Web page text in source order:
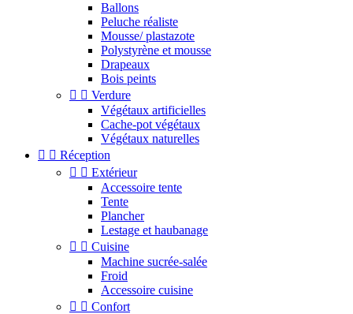
Ballons
Peluche réaliste
Mousse/ plastazote
Polystyrène et mousse
Drapeaux
Bois peints
  Verdure
Végétaux artificielles
Cache-pot végétaux
Végétaux naturelles
  Réception
  Extérieur
Accessoire tente
Tente
Plancher
Lestage et haubanage
  Cuisine
Machine sucrée-salée
Froid
Accessoire cuisine
  Confort